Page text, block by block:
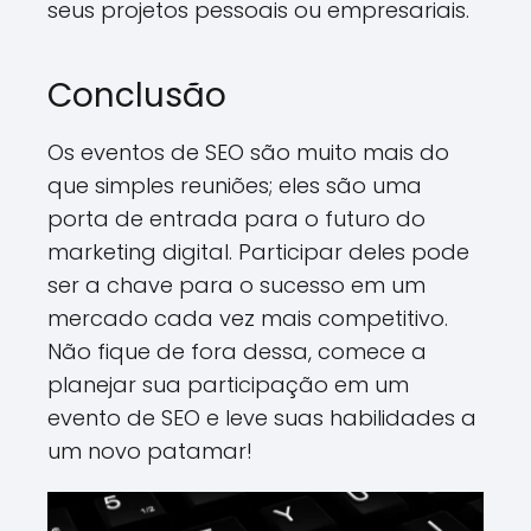
seus projetos pessoais ou empresariais.
Conclusão
Os eventos de SEO são muito mais do
que simples reuniões; eles são uma
porta de entrada para o futuro do
marketing digital. Participar deles pode
ser a chave para o sucesso em um
mercado cada vez mais competitivo.
Não fique de fora dessa, comece a
planejar sua participação em um
evento de SEO e leve suas habilidades a
um novo patamar!